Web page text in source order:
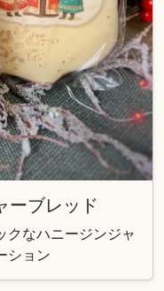
ーブレッド
クなハニージンジャ
ション